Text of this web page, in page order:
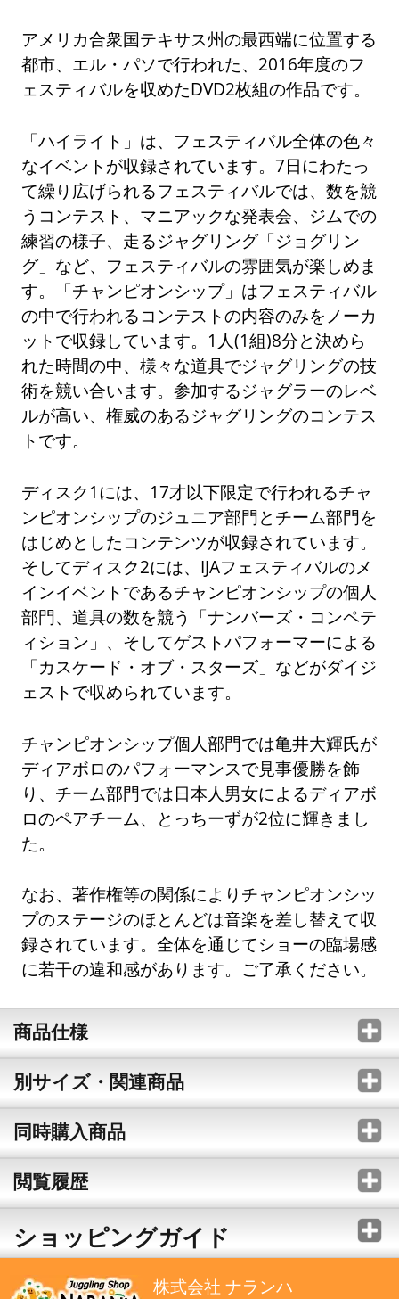
アメリカ合衆国テキサス州の最西端に位置する
都市、エル・パソで行われた、2016年度のフ
ェスティバルを収めたDVD2枚組の作品です。
「ハイライト」は、フェスティバル全体の色々
なイベントが収録されています。7日にわたっ
て繰り広げられるフェスティバルでは、数を競
うコンテスト、マニアックな発表会、ジムでの
練習の様子、走るジャグリング「ジョグリン
グ」など、フェスティバルの雰囲気が楽しめま
す。「チャンピオンシップ」はフェスティバル
の中で行われるコンテストの内容のみをノーカ
ットで収録しています。1人(1組)8分と決めら
れた時間の中、様々な道具でジャグリングの技
術を競い合います。参加するジャグラーのレベ
ルが高い、権威のあるジャグリングのコンテス
トです。
ディスク1には、17才以下限定で行われるチャ
ンピオンシップのジュニア部門とチーム部門を
はじめとしたコンテンツが収録されています。
そしてディスク2には、IJAフェスティバルのメ
インイベントであるチャンピオンシップの個人
部門、道具の数を競う「ナンバーズ・コンペテ
ィション」、そしてゲストパフォーマーによる
「カスケード・オブ・スターズ」などがダイジ
ェストで収められています。
チャンピオンシップ個人部門では亀井大輝氏が
ディアボロのパフォーマンスで見事優勝を飾
り、チーム部門では日本人男女によるディアボ
ロのペアチーム、とっちーずが2位に輝きまし
た。
なお、著作権等の関係によりチャンピオンシッ
プのステージのほとんどは音楽を差し替えて収
録されています。全体を通じてショーの臨場感
に若干の違和感があります。ご了承ください。
商品仕様
別サイズ・関連商品
同時購入商品
閲覧履歴
ショッピングガイド
株式会社 ナランハ